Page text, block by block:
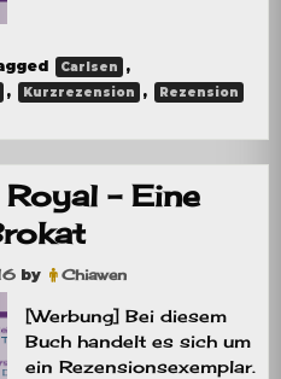
Carlsen ,
, Kurzrezension , Rezension
– Eine
by Chiawen
[Werbung] Bei diesem
Buch handelt es sich um
ein Rezensionsexemplar.